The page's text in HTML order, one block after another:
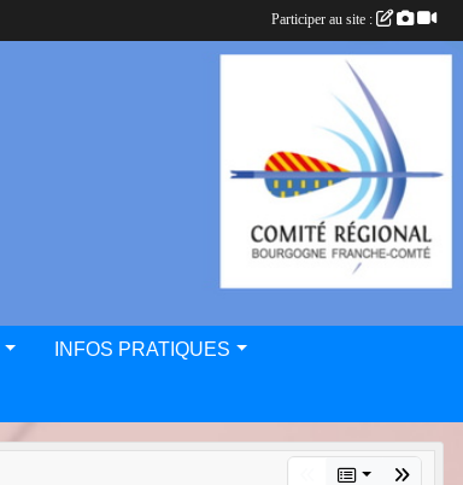
INFOS PRATIQUES
Participer au site :